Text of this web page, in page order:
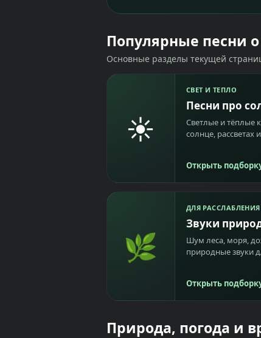
Популярные песни
Основные разделы текущей
☀️
СВЕТ И ТЕПЛО
Песни про
Светлые и тёплые
солнце, рассветах
Открыть
🌿
ДЛЯ РАССЛАБЛЕНИЯ
Звуки
Шум леса, моря,
природные звуки
Открыть
Природа, погода и